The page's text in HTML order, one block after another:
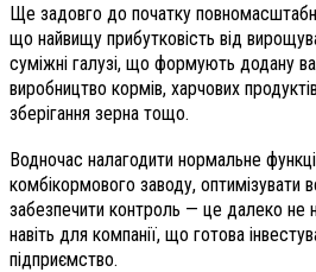
Ще задовго до початку
що найвищу прибутковість від
суміжні галузі, що формують додану
виробництво кормів, харчових
зберігання зерна тощо.
Водночас налагодити нормальне
комбікормового заводу, оптимізувати
забезпечити контроль — це далеко не
навіть для компанії, що готова
підприємство.